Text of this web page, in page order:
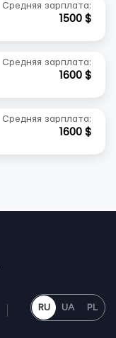
Средняя зарплата:
1500 $
Средняя зарплата:
1600 $
Средняя зарплата:
1600 $
RU UA PL